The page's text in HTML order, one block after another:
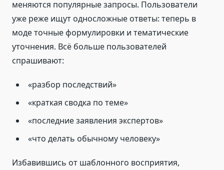
меняются популярные запросы. Пользователи
уже реже ищут односложные ответы: теперь в
моде точные формулировки и тематические
уточнения. Всё больше пользователей
спрашивают:
«разбор последствий»
«краткая сводка по теме»
«последние заявления экспертов»
«что делать обычному человеку»
Избавившись от шаблонного восприятия,